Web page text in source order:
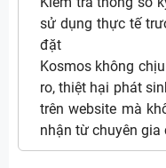
sử dụng thực tế
đặt
Kosmos không
ro, thiệt hại phát
trên website mà
nhận từ chuyên gia